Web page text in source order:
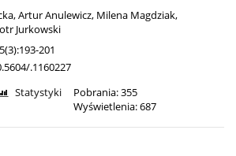
,Artur Anulewicz, Milena Magdziak,
Jurkowski
201
.1160227
Statystyki
Pobrania: 355
Wyświetlenia: 687